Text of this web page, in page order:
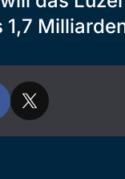
1,7